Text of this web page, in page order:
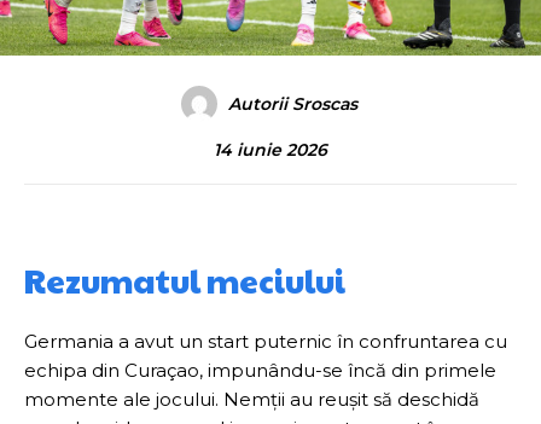
Autorii Sroscas
14 iunie 2026
Rezumatul meciului
Germania a avut un start puternic în confruntarea cu
echipa din Curaçao, impunându-se încă din primele
momente ale jocului. Nemții au reușit să deschidă